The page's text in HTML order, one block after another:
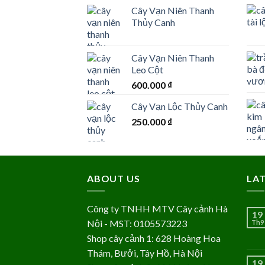
Cây Vạn Niên Thanh
Thủy Canh
Cây Vạn Niên Thanh
Leo Cột
600.000 ₫
Cây Vạn Lộc Thủy Canh
250.000 ₫
ABOUT US
Công ty TNHH MTV Cây cảnh Hà
Nội - MST: 0105573223
Shop cây cảnh 1: 628 Hoàng Hoa
Thám, Bưởi, Tây Hồ, Hà Nội
19
Th9
19